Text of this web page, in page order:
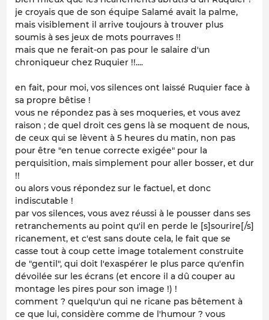
je croyais que de son équipe Salamé avait la palme,
mais visiblement il arrive toujours à trouver plus
soumis à ses jeux de mots pourraves !!
mais que ne ferait-on pas pour le salaire d'un
chroniqueur chez Ruquier !!....
en fait, pour moi, vos silences ont laissé Ruquier face à
sa propre bêtise !
vous ne répondez pas à ses moqueries, et vous avez
raison ; de quel droit ces gens là se moquent de nous,
de ceux qui se lèvent à 5 heures du matin, non pas
pour être "en tenue correcte exigée" pour la
perquisition, mais simplement pour aller bosser, et dur
!!
ou alors vous répondez sur le factuel, et donc
indiscutable !
par vos silences, vous avez réussi à le pousser dans ses
retranchements au point qu'il en perde le [s]sourire[/s]
ricanement, et c'est sans doute cela, le fait que se
casse tout à coup cette image totalement construite
de "gentil", qui doit l'exaspérer le plus parce qu'enfin
dévoilée sur les écrans (et encore il a dû couper au
montage les pires pour son image !) !
comment ? quelqu'un qui ne ricane pas bêtement à
ce que lui, considère comme de l'humour ? vous